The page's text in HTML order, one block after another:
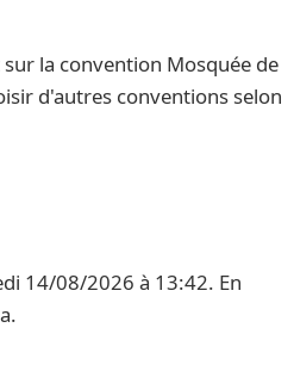
la convention Mosquée de
d'autres conventions selon
14/08/2026 à 13:42. En